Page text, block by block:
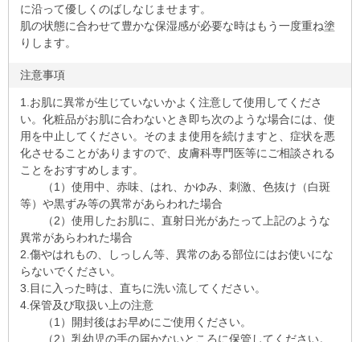
に沿って優しくのばしなじませます。
肌の状態に合わせて豊かな保湿感が必要な時はもう一度重ね塗
りします。
注意事項
1.お肌に異常が生じていないかよく注意して使用してくださ
い。化粧品がお肌に合わないとき即ち次のような場合には、使
用を中止してください。そのまま使用を続けますと、症状を悪
化させることがありますので、皮膚科専門医等にご相談される
ことをおすすめします。
（1）使用中、赤味、はれ、かゆみ、刺激、色抜け（白斑
等）や黒ずみ等の異常があらわれた場合
（2）使用したお肌に、直射日光があたって上記のような
異常があらわれた場合
2.傷やはれもの、しっしん等、異常のある部位にはお使いにな
らないでください。
3.目に入った時は、直ちに洗い流してください。
4.保管及び取扱い上の注意
（1）開封後はお早めにご使用ください。
（2）乳幼児の手の届かないところに保管してください。